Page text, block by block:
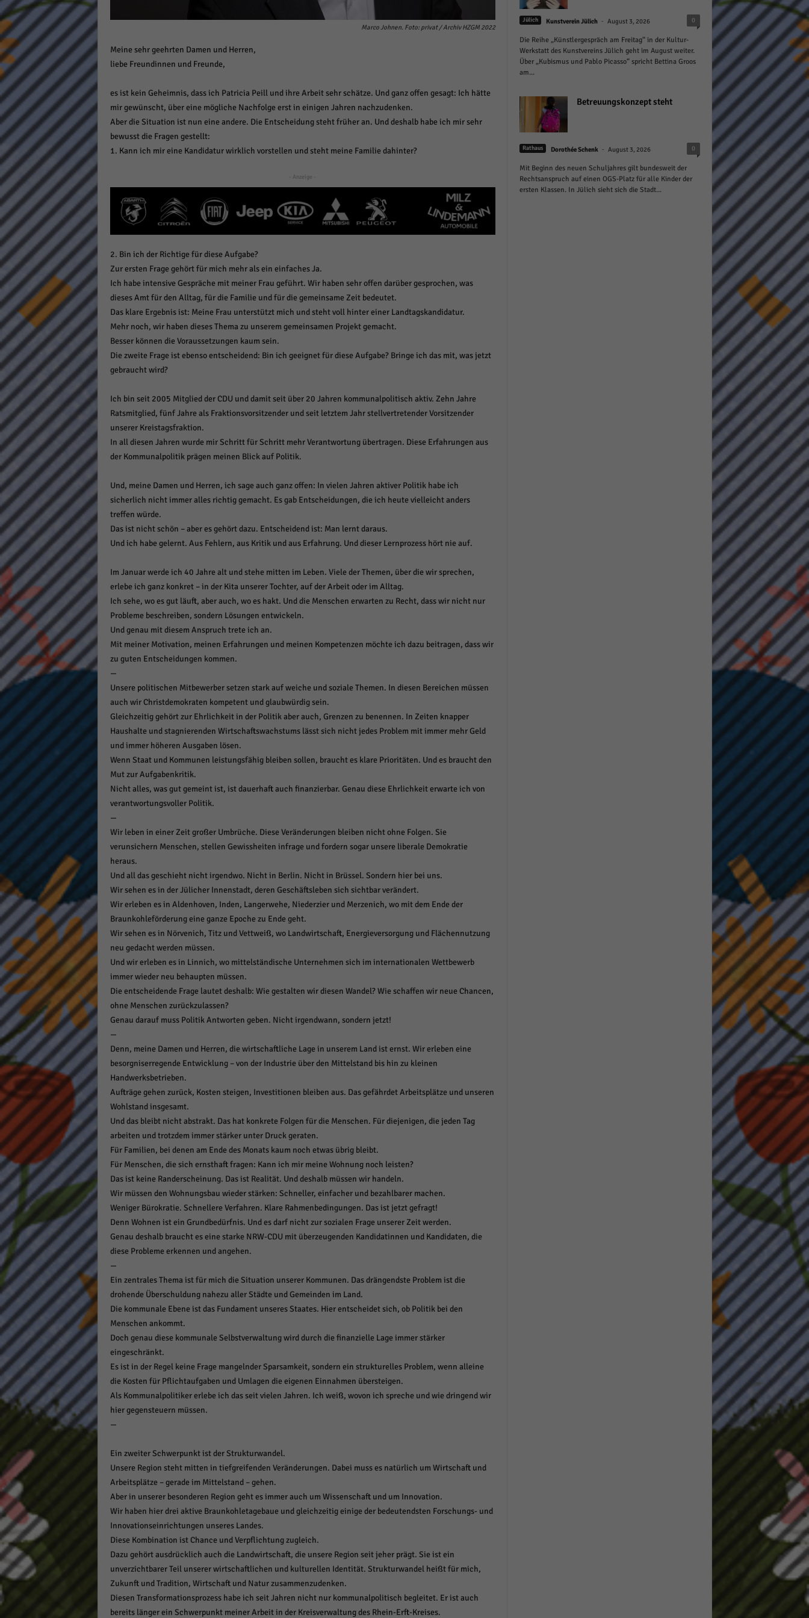
Marco Johnen. Foto: privat / Archiv HZGM 2022
Meine sehr geehrten Damen und Herren,
liebe Freundinnen und Freunde,
es ist kein Geheimnis, dass ich Patricia Peill und ihre Arbeit sehr schätze. Und ganz offen gesagt: Ich hätte
mir gewünscht, über eine mögliche Nachfolge erst in einigen Jahren nachzudenken.
Aber die Situation ist nun eine andere. Die Entscheidung steht früher an. Und deshalb habe ich mir sehr
bewusst die Fragen gestellt:
1. Kann ich mir eine Kandidatur wirklich vorstellen und steht meine Familie dahinter?
- Anzeige -
2. Bin ich der Richtige für diese Aufgabe?
Zur ersten Frage gehört für mich mehr als ein einfaches Ja.
Ich habe intensive Gespräche mit meiner Frau geführt. Wir haben sehr offen darüber gesprochen, was
dieses Amt für den Alltag, für die Familie und für die gemeinsame Zeit bedeutet.
Das klare Ergebnis ist: Meine Frau unterstützt mich und steht voll hinter einer Landtagskandidatur.
Mehr noch, wir haben dieses Thema zu unserem gemeinsamen Projekt gemacht.
Besser können die Voraussetzungen kaum sein.
Die zweite Frage ist ebenso entscheidend: Bin ich geeignet für diese Aufgabe? Bringe ich das mit, was jetzt
gebraucht wird?
Ich bin seit 2005 Mitglied der CDU und damit seit über 20 Jahren kommunalpolitisch aktiv. Zehn Jahre
Ratsmitglied, fünf Jahre als Fraktionsvorsitzender und seit letztem Jahr stellvertretender Vorsitzender
unserer Kreistagsfraktion.
In all diesen Jahren wurde mir Schritt für Schritt mehr Verantwortung übertragen. Diese Erfahrungen aus
der Kommunalpolitik prägen meinen Blick auf Politik.
Und, meine Damen und Herren, ich sage auch ganz offen: In vielen Jahren aktiver Politik habe ich
sicherlich nicht immer alles richtig gemacht. Es gab Entscheidungen, die ich heute vielleicht anders
treffen würde.
Das ist nicht schön – aber es gehört dazu. Entscheidend ist: Man lernt daraus.
Und ich habe gelernt. Aus Fehlern, aus Kritik und aus Erfahrung. Und dieser Lernprozess hört nie auf.
Im Januar werde ich 40 Jahre alt und stehe mitten im Leben. Viele der Themen, über die wir sprechen,
erlebe ich ganz konkret – in der Kita unserer Tochter, auf der Arbeit oder im Alltag.
Ich sehe, wo es gut läuft, aber auch, wo es hakt. Und die Menschen erwarten zu Recht, dass wir nicht nur
Probleme beschreiben, sondern Lösungen entwickeln.
Und genau mit diesem Anspruch trete ich an.
Mit meiner Motivation, meinen Erfahrungen und meinen Kompetenzen möchte ich dazu beitragen, dass wir
zu guten Entscheidungen kommen.
—
Unsere politischen Mitbewerber setzen stark auf weiche und soziale Themen. In diesen Bereichen müssen
auch wir Christdemokraten kompetent und glaubwürdig sein.
Gleichzeitig gehört zur Ehrlichkeit in der Politik aber auch, Grenzen zu benennen. In Zeiten knapper
Haushalte und stagnierenden Wirtschaftswachstums lässt sich nicht jedes Problem mit immer mehr Geld
und immer höheren Ausgaben lösen.
Wenn Staat und Kommunen leistungsfähig bleiben sollen, braucht es klare Prioritäten. Und es braucht den
Mut zur Aufgabenkritik.
Nicht alles, was gut gemeint ist, ist dauerhaft auch finanzierbar. Genau diese Ehrlichkeit erwarte ich von
verantwortungsvoller Politik.
—
Wir leben in einer Zeit großer Umbrüche. Diese Veränderungen bleiben nicht ohne Folgen. Sie
verunsichern Menschen, stellen Gewissheiten infrage und fordern sogar unsere liberale Demokratie
heraus.
Und all das geschieht nicht irgendwo. Nicht in Berlin. Nicht in Brüssel. Sondern hier bei uns.
Wir sehen es in der Jülicher Innenstadt, deren Geschäftsleben sich sichtbar verändert.
Wir erleben es in Aldenhoven, Inden, Langerwehe, Niederzier und Merzenich, wo mit dem Ende der
Braunkohleförderung eine ganze Epoche zu Ende geht.
Wir sehen es in Nörvenich, Titz und Vettweiß, wo Landwirtschaft, Energieversorgung und Flächennutzung
neu gedacht werden müssen.
Und wir erleben es in Linnich, wo mittelständische Unternehmen sich im internationalen Wettbewerb
immer wieder neu behaupten müssen.
Die entscheidende Frage lautet deshalb: Wie gestalten wir diesen Wandel? Wie schaffen wir neue Chancen,
ohne Menschen zurückzulassen?
Genau darauf muss Politik Antworten geben. Nicht irgendwann, sondern jetzt!
—
Denn, meine Damen und Herren, die wirtschaftliche Lage in unserem Land ist ernst. Wir erleben eine
besorgniserregende Entwicklung – von der Industrie über den Mittelstand bis hin zu kleinen
Handwerksbetrieben.
Aufträge gehen zurück, Kosten steigen, Investitionen bleiben aus. Das gefährdet Arbeitsplätze und unseren
Wohlstand insgesamt.
Und das bleibt nicht abstrakt. Das hat konkrete Folgen für die Menschen. Für diejenigen, die jeden Tag
arbeiten und trotzdem immer stärker unter Druck geraten.
Für Familien, bei denen am Ende des Monats kaum noch etwas übrig bleibt.
Für Menschen, die sich ernsthaft fragen: Kann ich mir meine Wohnung noch leisten?
Das ist keine Randerscheinung. Das ist Realität. Und deshalb müssen wir handeln.
Wir müssen den Wohnungsbau wieder stärken: Schneller, einfacher und bezahlbarer machen.
Weniger Bürokratie. Schnellere Verfahren. Klare Rahmenbedingungen. Das ist jetzt gefragt!
Denn Wohnen ist ein Grundbedürfnis. Und es darf nicht zur sozialen Frage unserer Zeit werden.
Genau deshalb braucht es eine starke NRW-CDU mit überzeugenden Kandidatinnen und Kandidaten, die
diese Probleme erkennen und angehen.
—
Ein zentrales Thema ist für mich die Situation unserer Kommunen. Das drängendste Problem ist die
drohende Überschuldung nahezu aller Städte und Gemeinden im Land.
Die kommunale Ebene ist das Fundament unseres Staates. Hier entscheidet sich, ob Politik bei den
Menschen ankommt.
Doch genau diese kommunale Selbstverwaltung wird durch die finanzielle Lage immer stärker
eingeschränkt.
Es ist in der Regel keine Frage mangelnder Sparsamkeit, sondern ein strukturelles Problem, wenn alleine
die Kosten für Pflichtaufgaben und Umlagen die eigenen Einnahmen übersteigen.
Als Kommunalpolitiker erlebe ich das seit vielen Jahren. Ich weiß, wovon ich spreche und wie dringend wir
hier gegensteuern müssen.
—
Ein zweiter Schwerpunkt ist der Strukturwandel.
Unsere Region steht mitten in tiefgreifenden Veränderungen. Dabei muss es natürlich um Wirtschaft und
Arbeitsplätze – gerade im Mittelstand – gehen.
Aber in unserer besonderen Region geht es immer auch um Wissenschaft und um Innovation.
Wir haben hier drei aktive Braunkohletagebaue und gleichzeitig einige der bedeutendsten Forschungs- und
Innovationseinrichtungen unseres Landes.
Diese Kombination ist Chance und Verpflichtung zugleich.
Dazu gehört ausdrücklich auch die Landwirtschaft, die unsere Region seit jeher prägt. Sie ist ein
unverzichtbarer Teil unserer wirtschaftlichen und kulturellen Identität. Strukturwandel heißt für mich,
Zukunft und Tradition, Wirtschaft und Natur zusammenzudenken.
Diesen Transformationsprozess habe ich seit Jahren nicht nur kommunalpolitisch begleitet. Er ist auch
bereits länger ein Schwerpunkt meiner Arbeit in der Kreisverwaltung des Rhein-Erft-Kreises.
Jülich Kunstverein Jülich - August 3, 2026 0
Die Reihe „Künstlergespräch am Freitag“ in der Kultur-
Werkstatt des Kunstvereins Jülich geht im August weiter.
Über „Kubismus und Pablo Picasso“ spricht Bettina Groos
am...
Betreuungskonzept steht
Rathaus Dorothée Schenk - August 3, 2026 0
Mit Beginn des neuen Schuljahres gilt bundesweit der
Rechtsanspruch auf einen OGS-Platz für alle Kinder der
ersten Klassen. In Jülich sieht sich die Stadt...
Datenschutzeinstellungen
Essenziell (1)
Essenzielle Cookies ermöglichen grundlegende Funktionen und sind für die einwandfreie
Funktion der Website erforderlich.
Statistiken (1)
Statistik Cookies erfassen Informationen anonym. Diese Informationen helfen uns zu verstehen,
wie unsere Besucher unsere Website nutzen.
Marketing
Marketing-Cookies werden von Drittanbietern oder Publishern verwendet, um personalisierte
Werbung anzuzeigen. Sie tun dies, indem sie Besucher über Websites hinweg verfolgen.
Cookie-Informationen anzeigen
Externe Medien (6)
Inhalte von Videoplattformen und Social-Media-Plattformen werden standardmäßig blockiert.
Wenn Cookies von externen Medien akzeptiert werden, bedarf der Zugriff auf diese Inhalte
keiner manuellen Einwilligung mehr.
Cookie-Informationen anzeigen
powered by Borlabs Cookie Datenschutzerklärung